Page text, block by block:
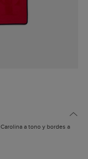
a tono y bordes a